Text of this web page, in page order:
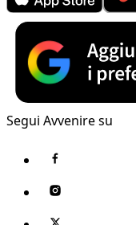
Segui Avvenire su